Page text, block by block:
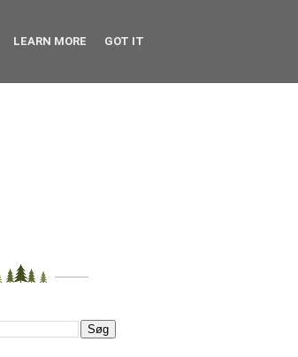
LEARN MORE GOT IT